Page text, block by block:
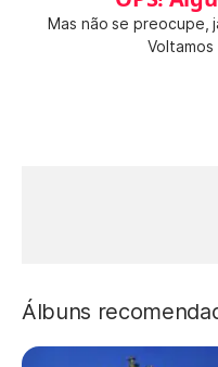
Mas não se preocupe,
Álbuns